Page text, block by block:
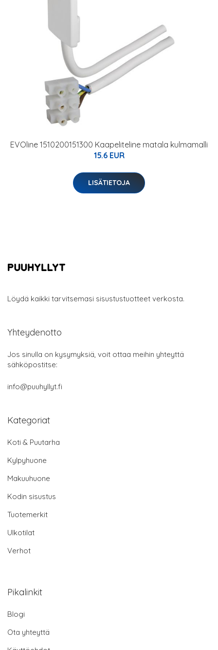
EVOline 1510200151300 Kaapeliteline matala kulmamalli
15.6 EUR
LISÄTIETOJA
Löydä kaikki tarvitsemasi sisustustuotteet verkosta.
Yhteydenotto
Jos sinulla on kysymyksiä, voit ottaa meihin yhteyttä
sähköpostitse:
info@puuhyllyt.fi
Kategoriat
Koti & Puutarha
Kylpyhuone
Makuuhuone
Kodin sisustus
Tuotemerkit
Ulkotilat
Verhot
Pikalinkit
Blogi
Ota yhteyttä